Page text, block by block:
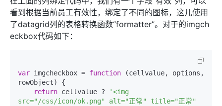
看到根据当前员工有效性，绑定了不同的图标，这儿使用
了datagrid列的表格转换函数“formatter”。对于的imgch
eckbox代码如下：
var imgcheckbox = function (cellvalue, options,
rowObject) {
return cellvalue ?
'<img
src="/css/icon/ok.png" alt="正常" title="正常"